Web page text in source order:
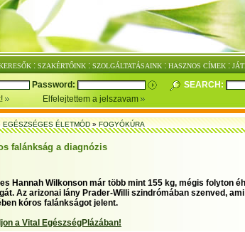
: SZAKÉRTŐINK : SZOLGÁLTATÁSAINK : HASZNOS CÍMEK :
Password:
SEARCH:
Elfelejtettem a jelszavam
EGÉSZSÉGES ÉLETMÓD»FOGYÓKÚRA
falánkság a diagnózis
Hannah Wilkonson már több mint 155 kg, mégis folyton
Az arizonai lány Prader-Willi szindrómában szenved, ami
kóros falánkságot jelent.
a Vital EgészségPlázában!